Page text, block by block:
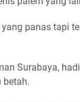
panas tapi
Surabaya,
betah.